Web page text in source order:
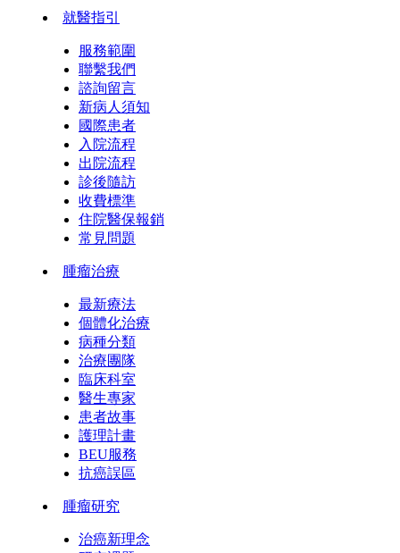
就醫指引
服務範圍
聯繫我們
諮詢留言
新病人須知
國際患者
入院流程
出院流程
診後隨訪
收費標準
住院醫保報銷
常見問題
腫瘤治療
最新療法
個體化治療
病種分類
治療團隊
臨床科室
醫生專家
患者故事
護理計畫
BEU服務
抗癌誤區
腫瘤研究
治癌新理念